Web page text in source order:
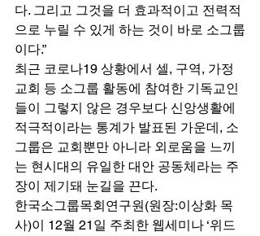
다. 그리고 그것을 더 효과적이고 전력적
으로 누릴 수 있게 하는 것이 바로 소그룹
이다.”
최근 코로나19 상황에서 셀, 구역, 가정
교회 등 소그룹 활동에 참여한 기독교인
들이 그렇지 않은 경우보다 신앙생활에
적극적이라는 통계가 발표된 가운데, 소
그룹은 교회뿐만 아니라 외로움을 느끼
는 현시대의 유일한 대안 공동체라는 주
장이 제기돼 눈길을 끈다.
한국소그룹목회연구원(원장:이상화 목
사)이 12월 21일 주최한 웹세미나 ‘위드